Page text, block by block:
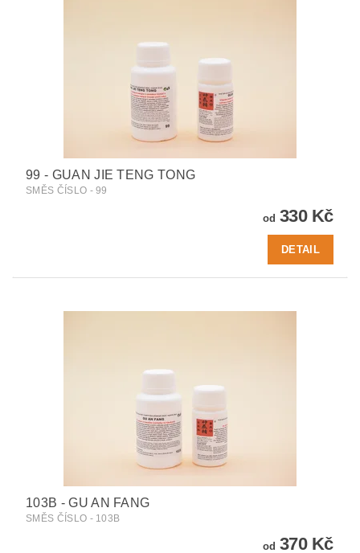
99 - GUAN JIE TENG TONG
SMĚS ČÍSLO - 99
od 330 Kč
DETAIL
103B - GU AN FANG
SMĚS ČÍSLO - 103B
od 370 Kč